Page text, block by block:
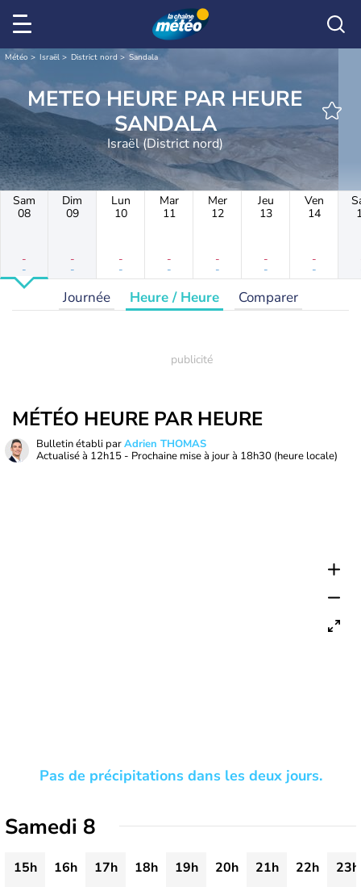
Météo Israël District nord Sandala
METEO HEURE PAR HEURE
SANDALA
Israël (District nord)
Sam
08
-
-
Dim
09
-
-
Lun
10
-
-
Mar
11
-
-
Mer
12
-
-
Jeu
13
-
-
Ven
14
-
-
Journée Heure / Heure Comparer
MÉTÉO HEURE PAR HEURE
Bulletin établi parAdrien THOMAS
Actualisé à 12h15 - Prochaine mise à jour à 18h30 (heure locale)
Pas de précipitations dans les deux jours.
Samedi 8
15h 16h 17h 18h 19h 20h 21h 22h
23h